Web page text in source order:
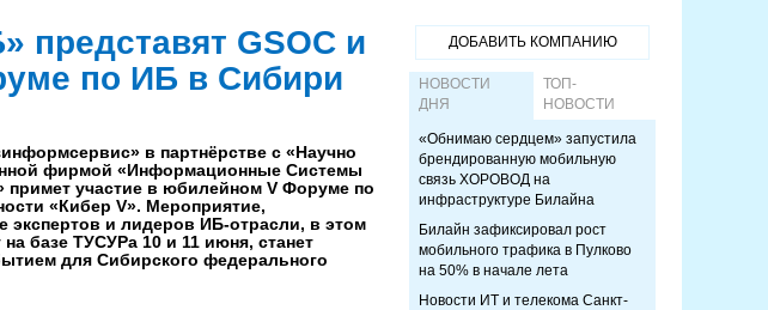
GSOC и
по ИБ в Сибири
в партнёрстве с «Научно
фирмой «Информационные Системы
примет участие в юбилейном V Форуме по
«Кибер V». Мероприятие,
экспертов и лидеров ИБ-отрасли, в этом
на базе ТУСУРа 10 и 11 июня, станет
для Сибирского федерального
ДОБАВИТЬ КОМПАНИЮ
НОВОСТИ
ДНЯ
ТОП-
НОВОСТИ
«Обнимаю сердцем» запустила
брендированную мобильную
связь ХОРОВОД на
инфраструктуре Билайна
Билайн зафиксировал рост
мобильного трафика в Пулково
на 50% в начале лета
Новости ИТ и телекома Санкт-